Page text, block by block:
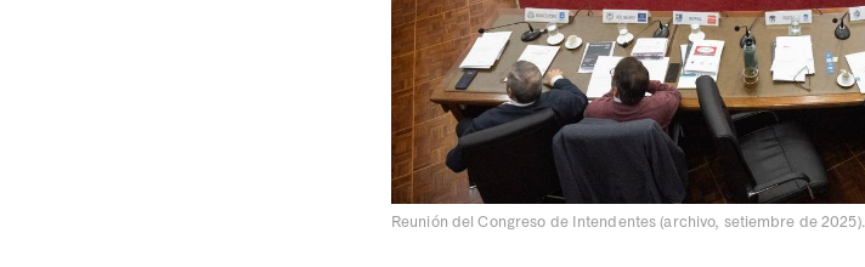
Reunión del Congreso de Intendentes (archivo, setiembre de 2025).